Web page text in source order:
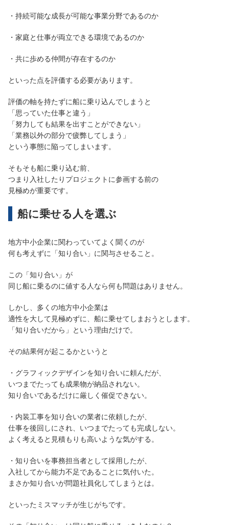
・持続可能な成長が可能な事業分野であるのか
・家庭と仕事が両立できる環境であるのか
・共に歩める仲間が存在するのか
といった点を評価する必要があります。
評価の軸を持たずに船に乗り込んでしまうと
「思っていた仕事と違う」
「努力しても結果を出すことができない」
「業務以外の部分で疲弊してしまう」
という事態に陥ってしまいます。
そもそも船に乗り込む前、
つまり入社したりプロジェクトに参画する前の
見極めが重要です。
船に乗せる人を選ぶ
地方中小企業に関わっていてよく聞くのが
何も考えずに「知り合い」に関与させること。
この「知り合い」が
同じ船に乗るのに値する人なら何も問題はありません。
しかし、多くの地方中小企業は
適性を大して見極めずに、船に乗せてしまおうとします。
「知り合いだから」という理由だけで。
その結果何が起こるかというと
・グラフィックデザインを知り合いに頼んだが、
いつまでたっても成果物が納品されない。
知り合いであるだけに厳しく催促できない。
・内装工事を知り合いの業者に依頼したが、
仕事を後回しにされ、いつまでたっても完成しない。
よく考えると見積もりも高いような気がする。
・知り合いを事務担当者として採用したが、
入社してから能力不足であることに気付いた。
まさか知り合いが問題社員化してしまうとは。
といったミスマッチが生じがちです。